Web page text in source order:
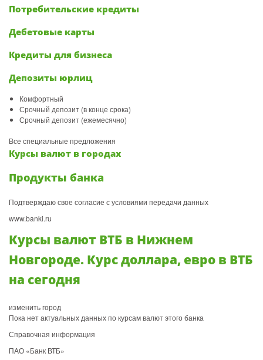
Потребительские кредиты
Дебетовые карты
Кредиты для бизнеса
Депозиты юрлиц
Комфортный
Срочный депозит (в конце срока)
Срочный депозит (ежемесячно)
Все специальные предложения
Курсы валют в городах
Продукты банка
Подтверждаю свое согласие с условиями передачи данных
www.banki.ru
Курсы валют ВТБ в Нижнем
Новгороде. Курс доллара, евро в ВТБ
на сегодня
изменить город
Пока нет актуальных данных по курсам валют этого банка
Справочная информация
ПАО «Банк ВТБ»